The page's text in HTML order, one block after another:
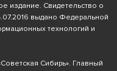
издание. Свидетельство о
выдано Федеральной
технологий и
Сибирь». Главный